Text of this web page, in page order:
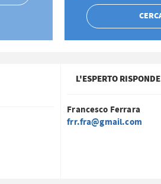
L'ESPERTO RISPONDE
Francesco Ferrara
frr.fra@gmail.com